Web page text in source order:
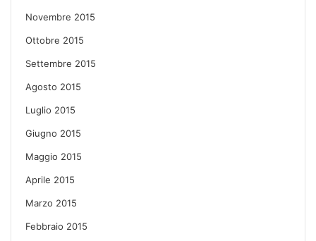
Novembre 2015
Ottobre 2015
Settembre 2015
Agosto 2015
Luglio 2015
Giugno 2015
Maggio 2015
Aprile 2015
Marzo 2015
Febbraio 2015